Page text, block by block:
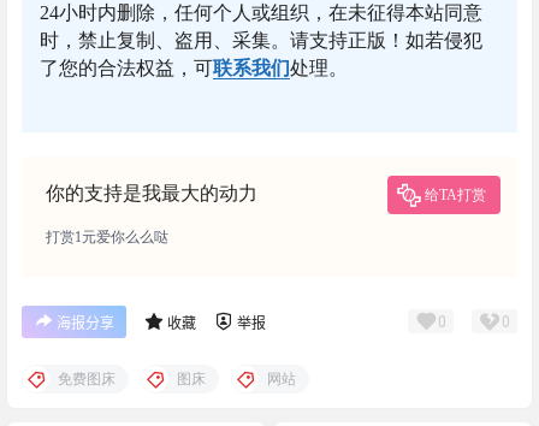
24小时内删除，任何个人或组织，在未征得本站同意
时，禁止复制、盗用、采集。请支持正版！如若侵犯
了您的合法权益，可联系我们处理。
你的支持是我最大的动力 给TA打赏
打赏1元爱你么么哒
海报分享 收藏 举报 0 0
免费图床 图床 网站